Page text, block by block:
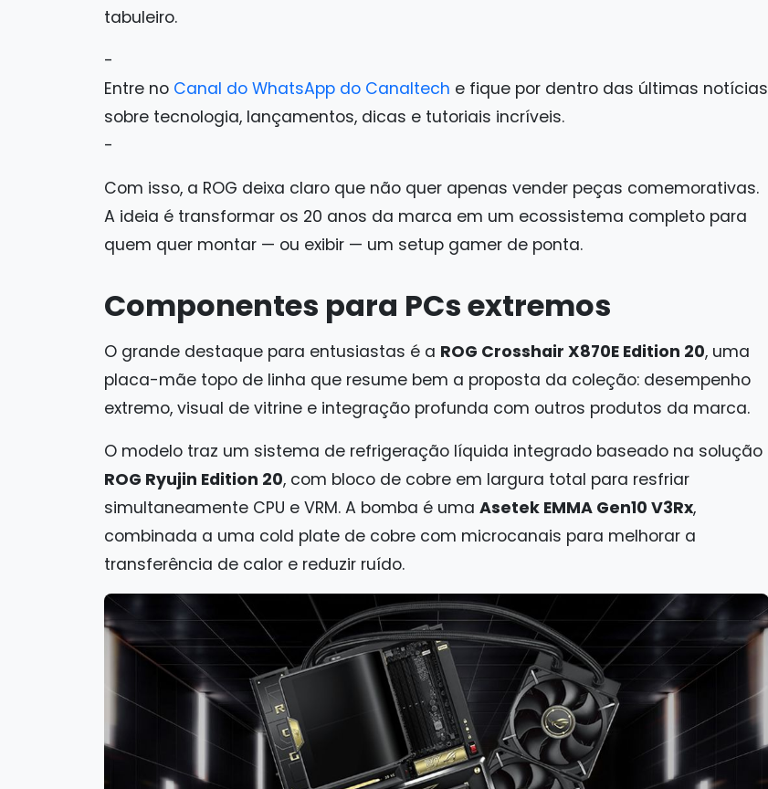
tabuleiro.
-
Entre no Canal do WhatsApp do Canaltech e fique por dentro das últimas notícias
sobre tecnologia, lançamentos, dicas e tutoriais incríveis.
-
Com isso, a ROG deixa claro que não quer apenas vender peças comemorativas.
A ideia é transformar os 20 anos da marca em um ecossistema completo para
quem quer montar — ou exibir — um setup gamer de ponta.
Componentes para PCs extremos
O grande destaque para entusiastas é a ROG Crosshair X870E Edition 20, uma
placa-mãe topo de linha que resume bem a proposta da coleção: desempenho
extremo, visual de vitrine e integração profunda com outros produtos da marca.
O modelo traz um sistema de refrigeração líquida integrado baseado na solução
ROG Ryujin Edition 20, com bloco de cobre em largura total para resfriar
simultaneamente CPU e VRM. A bomba é uma Asetek EMMA Gen10 V3Rx,
combinada a uma cold plate de cobre com microcanais para melhorar a
transferência de calor e reduzir ruído.